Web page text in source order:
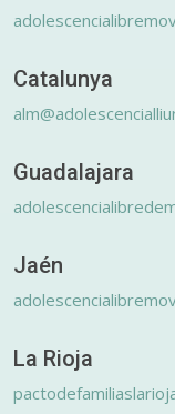
Catalunya
Guadalajara
Jaén
La Rioja